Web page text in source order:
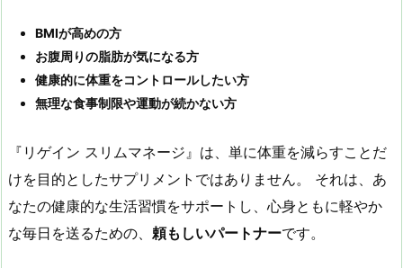
BMIが高めの方
お腹周りの脂肪が気になる方
健康的に体重をコントロールしたい方
無理な食事制限や運動が続かない方
『リゲイン スリムマネージ』は、単に体重を減らすことだ
けを目的としたサプリメントではありません。 それは、あ
なたの健康的な生活習慣をサポートし、心身ともに軽やか
な毎日を送るための、 頼もしいパートナーです。